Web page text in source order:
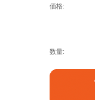
価格:
数量: